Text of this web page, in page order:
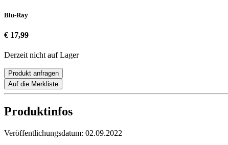
Blu-Ray
€ 17,99
Derzeit nicht auf Lager
Produkt anfragen
Auf die Merkliste
Produktinfos
Veröffentlichungsdatum: 02.09.2022